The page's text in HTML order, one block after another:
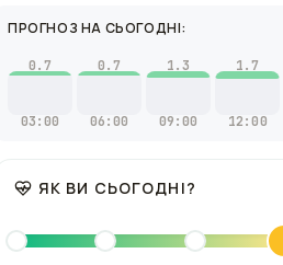
ПРОГНОЗ НА СЬОГОДНІ:
0.7
03:00
0.7
06:00
1.3
09:00
1.7
12:00
ЯК ВИ СЬОГОДНІ?